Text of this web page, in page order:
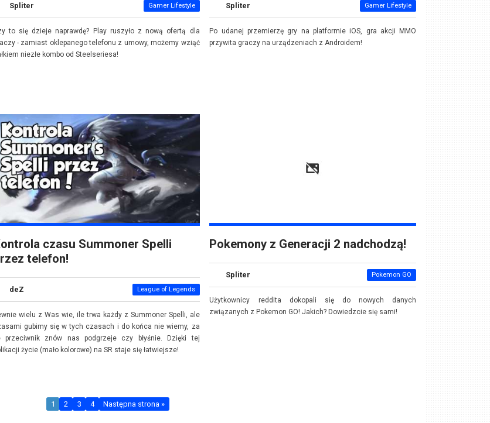
Spliter Gamer Lifestyle
to się dzieje naprawdę? Play ruszyło z nową ofertą dla
- zamiast oklepanego telefonu z umowy, możemy wziąć
niezłe kombo od Steelseriesa!
Spliter Gamer Lifestyle
Po udanej przemierzę gry na platformie iOS, gra akcji MMO
przywita graczy na urządzeniach z Androidem!
czasu Summoner Spelli
telefon!
deZ League of Legends
wielu z Was wie, ile trwa każdy z Summoner Spelli, ale
gubimy się w tych czasach i do końca nie wiemy, za
przeciwnik znów nas podgrzeje czy błyśnie. Dzięki tej
życie (mało kolorowe) na SR staje się łatwiejsze!
Pokemony z Generacji 2 nadchodzą!
Spliter Pokemon GO
Użytkownicy reddita dokopali się do nowych danych
związanych z Pokemon GO! Jakich? Dowiedzcie się sami!
1 2 3 4 Następna strona »